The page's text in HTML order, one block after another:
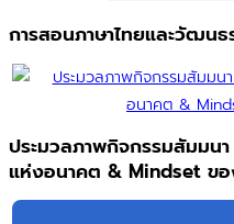
การสอนภาษาไทยและวัฒนธ
ประมวลภาพกิจกรรมสัมมนา
แห่งอนาคต & Mindset ขอ